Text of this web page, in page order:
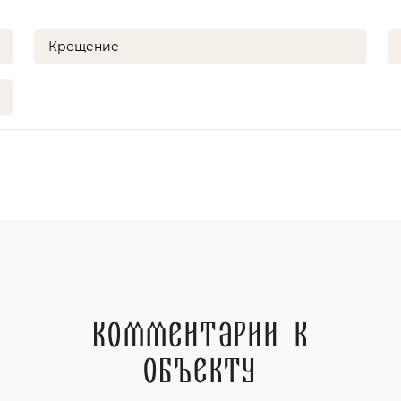
Крещение
Комментарии к
объекту